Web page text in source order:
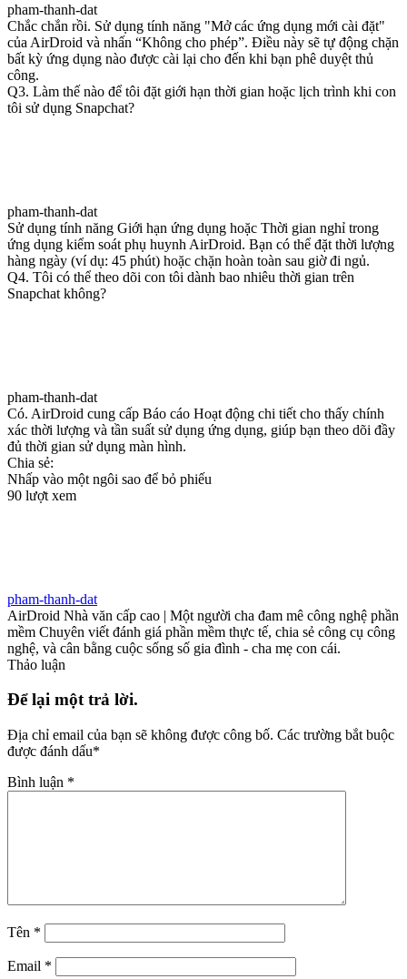
pham-thanh-dat
Chắc chắn rồi. Sử dụng tính năng "Mở các ứng dụng mới cài đặt"
của AirDroid và nhấn “Không cho phép”. Điều này sẽ tự động chặn
bất kỳ ứng dụng nào được cài lại cho đến khi bạn phê duyệt thủ
công.
Q3. Làm thế nào để tôi đặt giới hạn thời gian hoặc lịch trình khi con
tôi sử dụng Snapchat?
pham-thanh-dat
Sử dụng tính năng Giới hạn ứng dụng hoặc Thời gian nghỉ trong
ứng dụng kiểm soát phụ huynh AirDroid. Bạn có thể đặt thời lượng
hàng ngày (ví dụ: 45 phút) hoặc chặn hoàn toàn sau giờ đi ngủ.
Q4. Tôi có thể theo dõi con tôi dành bao nhiêu thời gian trên
Snapchat không?
pham-thanh-dat
Có. AirDroid cung cấp Báo cáo Hoạt động chi tiết cho thấy chính
xác thời lượng và tần suất sử dụng ứng dụng, giúp bạn theo dõi đầy
đủ thời gian sử dụng màn hình.
Chia sẻ:
Nhấp vào một ngôi sao để bỏ phiếu
90 lượt xem
pham-thanh-dat
AirDroid Nhà văn cấp cao | Một người cha đam mê công nghệ phần
mềm Chuyên viết đánh giá phần mềm thực tế, chia sẻ công cụ công
nghệ, và cân bằng cuộc sống số gia đình - cha mẹ con cái.
Thảo luận
Để lại một trả lời.
Địa chỉ email của bạn sẽ không được công bố. Các trường bắt buộc
được đánh dấu*
Bình luận *
Tên *
Email *